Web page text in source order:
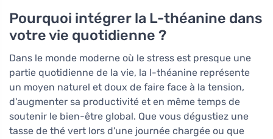
Pourquoi intégrer la L-théanine dans
votre vie quotidienne ?
Dans le monde moderne où le stress est presque une
partie quotidienne de la vie, la l-théanine représente
un moyen naturel et doux de faire face à la tension,
d'augmenter sa productivité et en même temps de
soutenir le bien-être global. Que vous dégustiez une
tasse de thé vert lors d'une journée chargée ou que